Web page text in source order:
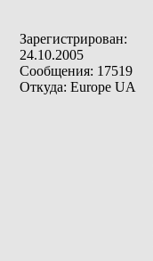
Зарегистрирован:
24.10.2005
Сообщения: 17519
Откуда: Europe UA